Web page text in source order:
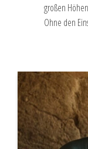
großen
Ohne den